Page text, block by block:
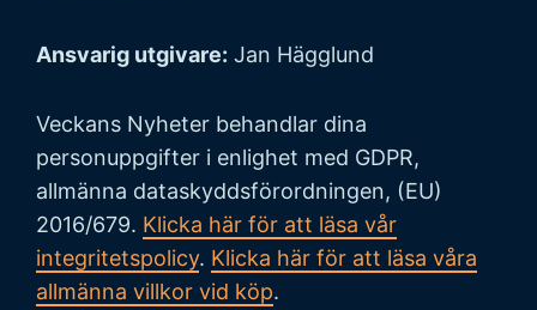
Ansvarig utgivare: Jan Hägglund
Veckans Nyheter behandlar dina
personuppgifter i enlighet med GDPR,
allmänna dataskyddsförordningen, (EU)
2016/679. Klicka här för att läsa vår
integritetspolicy. Klicka här för att läsa våra
allmänna villkor vid köp.